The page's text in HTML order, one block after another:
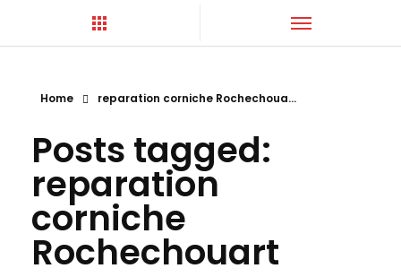
Home reparation corniche Rochechoua...
Posts tagged:
reparation
corniche
Rochechouart